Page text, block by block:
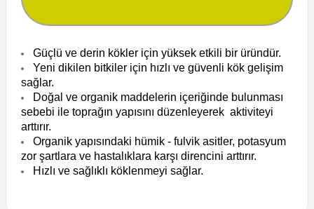
Güçlü ve derin kökler için yüksek etkili bir üründür.
Yeni dikilen bitkiler için hızlı ve güvenli kök gelişim
sağlar.
Doğal ve organik maddelerin içeriğinde bulunması
sebebi ile toprağın yapısını düzenleyerek aktiviteyi
arttırır.
Organik yapısındaki hümik - fulvik asitler, potasyum
zor şartlara ve hastalıklara karşı direncini arttırır.
Hızlı ve sağlıklı köklenmeyi sağlar.